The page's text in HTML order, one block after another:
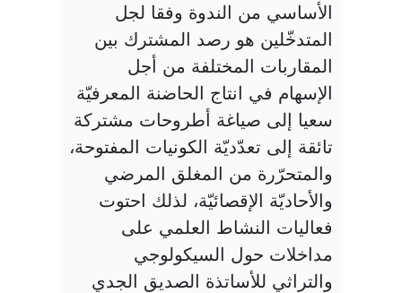
الأساسي من الندوة وفقا لجل
المتدخّلين هو رصد المشترك بين
المقاربات المختلفة من أجل
الإسهام في انتاج الحاضنة المعرفيّة
سعيا إلى صياغة أطروحات مشتركة
تائقة إلى تعدّديّة الكونيات المفتوحة،
والمتحرّرة من المغلق المرضي
والأحاديّة الإقصائيّة، لذلك احتوت
فعاليات النشاط العلمي على
مداخلات حول السيكولوجي
والتراثي للأساتذة الصديق الجدي